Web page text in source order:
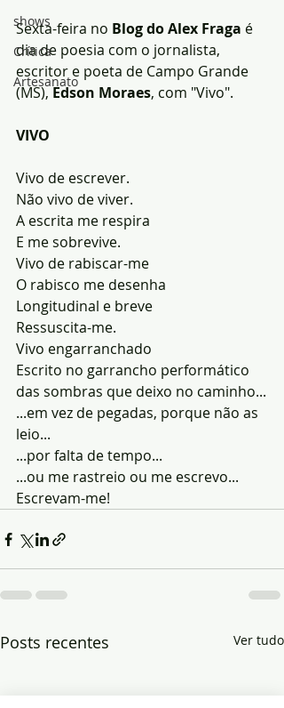
shows
Crítica
Artesanato
Sexta-feira no Blog do Alex Fraga é
dia de poesia com o jornalista,
escritor e poeta de Campo Grande
(MS), Edson Moraes, com "Vivo".
VIVO
Vivo de escrever.
Não vivo de viver.
A escrita me respira
E me sobrevive.
Vivo de rabiscar-me
O rabisco me desenha
Longitudinal e breve
Ressuscita-me.
Vivo engarranchado
Escrito no garrancho performático
das sombras que deixo no caminho...
...em vez de pegadas, porque não as
leio...
...por falta de tempo...
...ou me rastreio ou me escrevo...
Escrevam-me!
Posts recentes Ver tudo